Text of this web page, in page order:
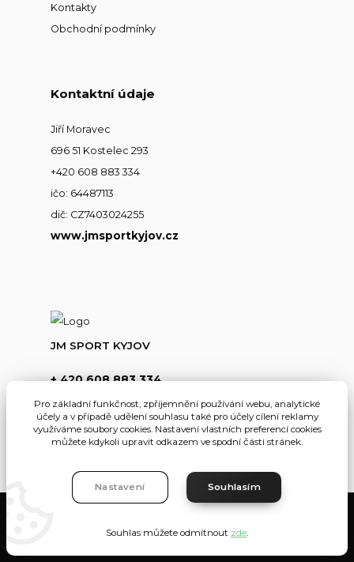
Kontakty
Obchodní podmínky
Kontaktní údaje
Jiří Moravec
696 51 Kostelec 293
+420 608 883 334
ičo: 64487113
dič: CZ7403024255
www.jmsportkyjov.cz
JM SPORT KYJOV
+ 420 608 883 334
info@jmsportkyjov.cz
Eshop-rychle.cz
Pro základní funkčnost, zpříjemnění používání webu, analytické
účely a v případě udělení souhlasu také pro účely cílení reklamy
využíváme soubory cookies. Nastavení vlastních preferencí cookies
můžete kdykoli upravit odkazem ve spodní části stránek.
Nastavení Souhlasím
Souhlas můžete odmítnout zde.